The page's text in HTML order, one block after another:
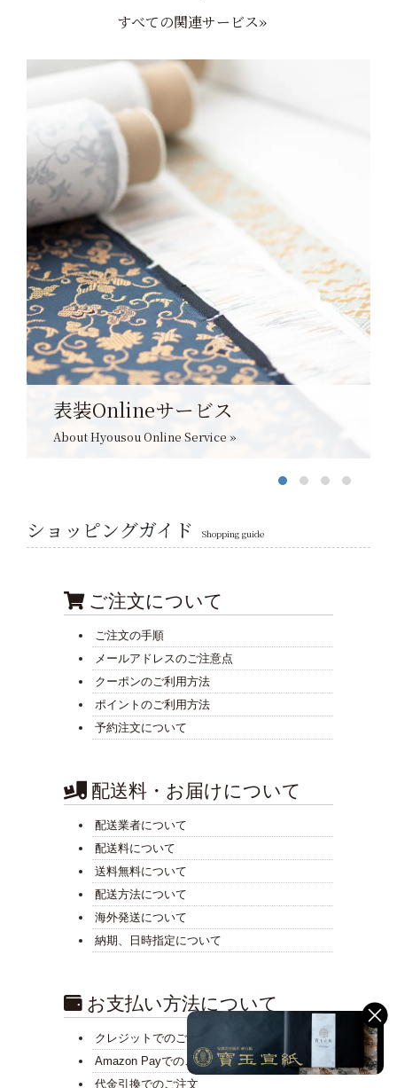
すべての関連サービス»
表装Onlineサービス
About Hyousou Online Service »
ショッピングガイド Shopping guide
ご注文について
ご注文の手順
メールアドレスのご注意点
クーポンのご利用方法
ポイントのご利用方法
予約注文について
配送料・お届けについて
配送業者について
配送料について
送料無料について
配送方法について
海外発送について
納期、日時指定について
お支払い方法について
クレジットでのご注文
Amazon Payでのご注文
代金引換でのご注文